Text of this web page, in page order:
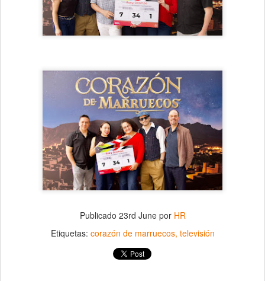
Publicado 23rd Junepor HR
Etiquetas: corazón de marruecos televisión